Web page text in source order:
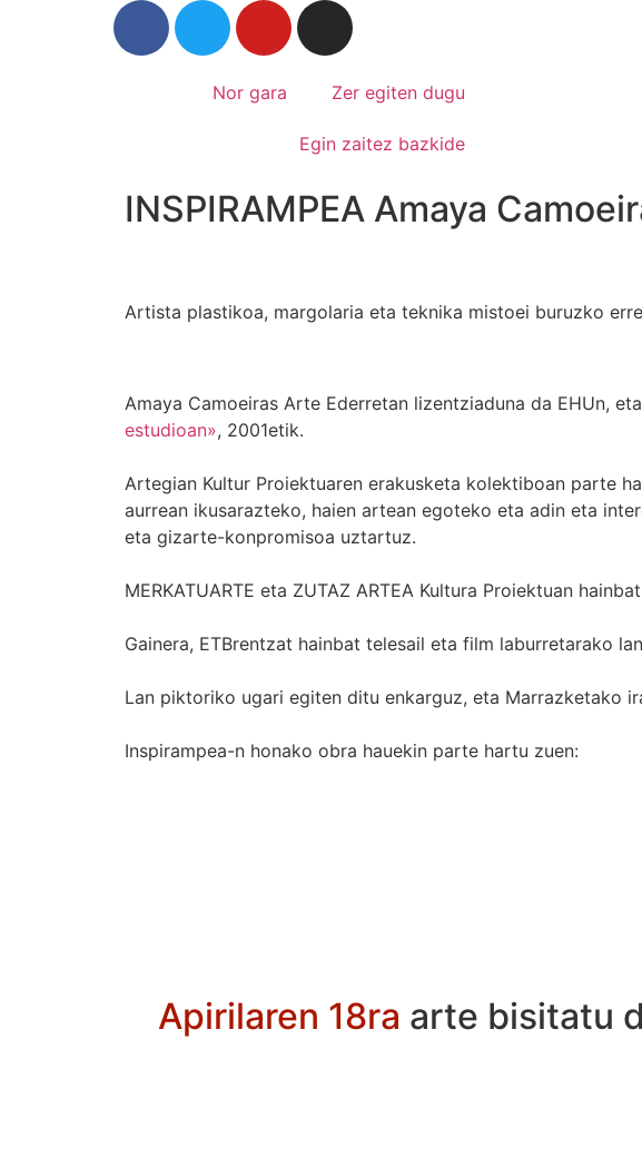
Nor gara Zer egiten dugu
Egin zaitez bazkide
INSPIRAMPEA Amaya
Artista plastikoa, margolaria eta teknika mistoei buruzko
Amaya Camoeiras Arte Ederretan lizentziaduna da EHUn,
estudioan», 2001etik.
Artegian Kultur Proiektuaren erakusketa kolektiboan parte
aurrean ikusarazteko, haien artean egoteko eta adin eta
eta gizarte-konpromisoa uztartuz.
MERKATUARTE eta ZUTAZ ARTEA Kultura Proiektuan
Gainera, ETBrentzat hainbat telesail eta film laburretarako
Lan piktoriko ugari egiten ditu enkarguz, eta Marrazketako
Inspirampea-n honako obra hauekin parte hartu zuen:
Apirilaren 18ra arte bisitatu